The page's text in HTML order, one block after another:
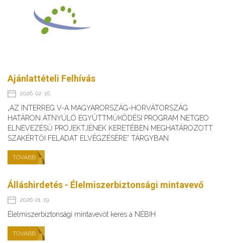
Ajánlattételi Felhívás
2026. 02. 16.
„AZ INTERREG V-A MAGYARORSZÁG-HORVÁTORSZÁG
HATÁRON ÁTNYÚLÓ EGYÜTTMŰKÖDÉSI PROGRAM NETGEO
ELNEVEZÉSŰ PROJEKTJÉNEK KERETÉBEN MEGHATÁROZOTT
SZAKÉRTŐI FELADAT ELVÉGZÉSÉRE” TÁRGYBAN
TOVÁBB
Álláshirdetés - Élelmiszerbiztonsági mintavevő
2026. 01. 19.
Élelmiszerbiztonsági mintavevőt keres a NÉBIH
TOVÁBB